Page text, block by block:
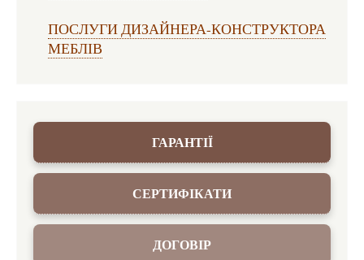
ПОСЛУГИ ДИЗАЙНЕРА-КОНСТРУКТОРА
МЕБЛІВ
ГАРАНТІЇ
СЕРТИФІКАТИ
ДОГОВІР